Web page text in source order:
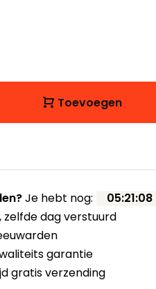
Toevoegen
Je hebt nog: 05:21:08
zelfde dag verstuurd
garantie
gratis verzending